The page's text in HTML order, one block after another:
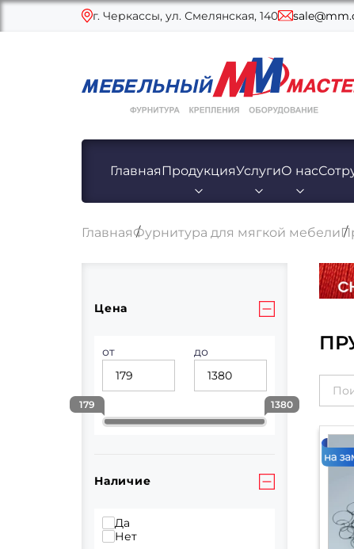
г. Черкассы, ул. Смелянская, 140
Главная ПродукцияУслугиО нас
ГлавнаяФурнитура для мягкой мебели
Цена
от до
179 1380
Наличие
Да
Нет